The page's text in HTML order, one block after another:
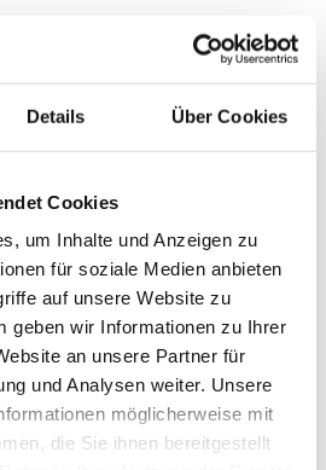
Details Über Cookies
Cookies
um Inhalte und Anzeigen zu
für soziale Medien anbieten
auf unsere Website zu
geben wir Informationen zu Ihrer
an unsere Partner für
und Analysen weiter. Unsere
möglicherweise mit
die Sie ihnen bereitgestellt
Steffen Müller, verantwortlich
Weg: „Mein herzlicher Dank gilt
sowie die Familien bei den
Gemeinsam wollen wir
auf der Waldebene fortführen
unter dem